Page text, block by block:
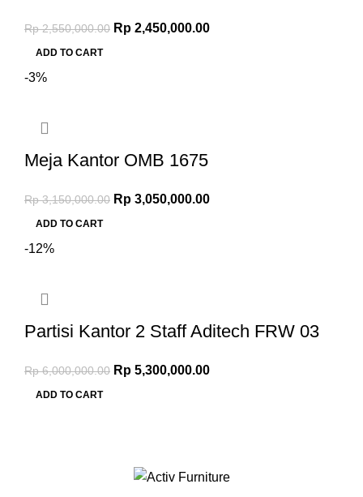
Rp2,550,000.00 Rp 2,450,000.00
ADD TO CART
-3%
Meja Kantor OMB 1675
Rp3,150,000.00 Rp 3,050,000.00
ADD TO CART
-12%
Partisi Kantor 2 Staff Aditech FRW 03
Rp6,000,000.00 Rp 5,300,000.00
ADD TO CART